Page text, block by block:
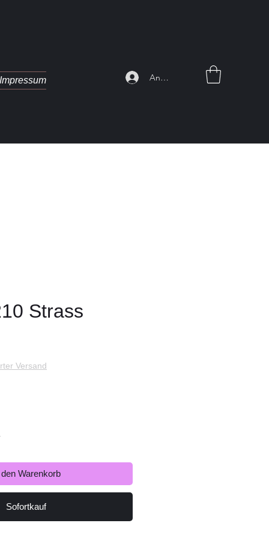
Impressum Anmelden
Strass
Versand
den Warenkorb
Sofortkauf